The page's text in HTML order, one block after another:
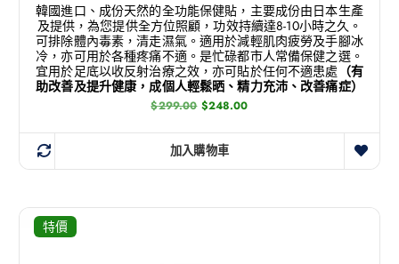
韓國進口、成份天然的全功能保健貼，主要成份由日本生產
及提供，為您提供全方位照顧，功效持續達8-10小時之久。
可排除體內毒素，清走濕氣。適用於減輕肌肉疲勞及手腳冰
冷，亦可用於各種疼痛不適。是忙碌都市人常備保健之選。
宜用於足底以收反射治療之效，亦可貼於任何不適患處 （有
助改善及提升健康，成個人輕鬆晒、精力充沛、改善痛症）
$299.00 $248.00
加入購物車
特價